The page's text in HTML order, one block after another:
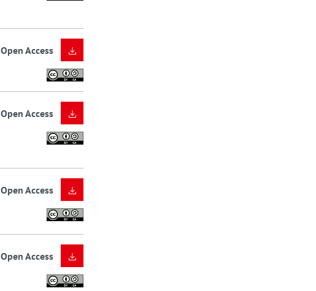
Open Access
Open Access
Open Access
Open Access